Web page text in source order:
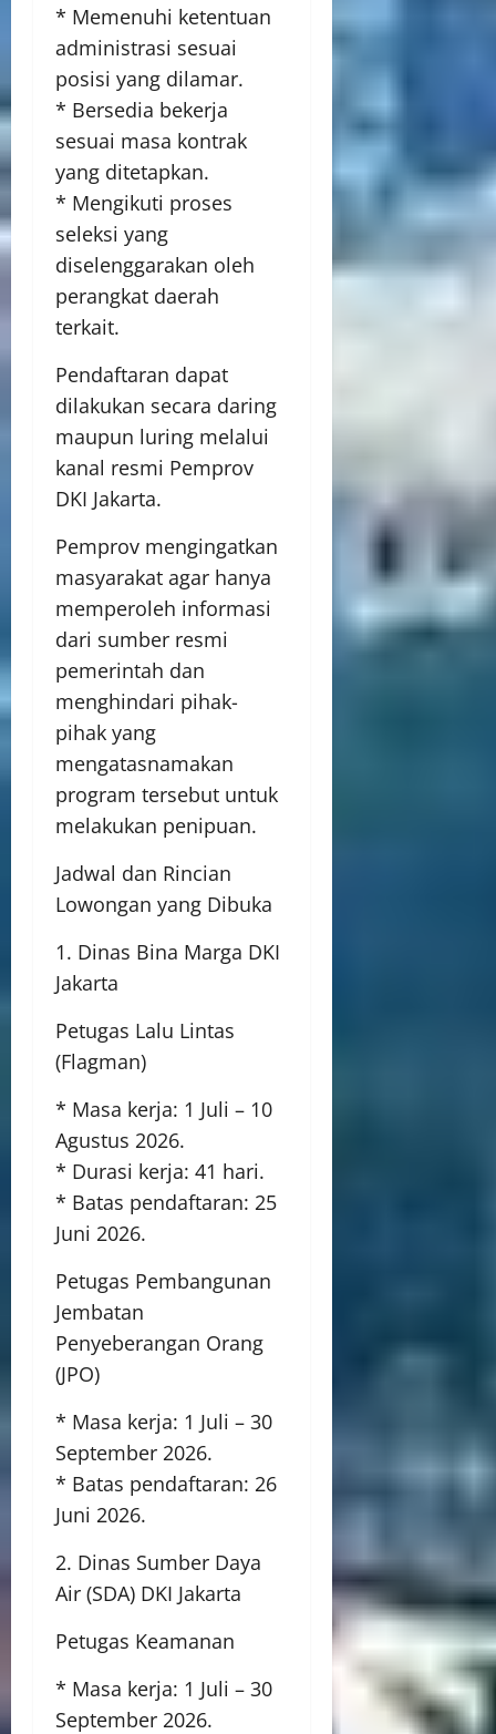
* Memenuhi ketentuan
administrasi sesuai
posisi yang dilamar.
* Bersedia bekerja
sesuai masa kontrak
yang ditetapkan.
* Mengikuti proses
seleksi yang
diselenggarakan oleh
perangkat daerah
terkait.
Pendaftaran dapat
dilakukan secara daring
maupun luring melalui
kanal resmi Pemprov
DKI Jakarta.
Pemprov mengingatkan
masyarakat agar hanya
memperoleh informasi
dari sumber resmi
pemerintah dan
menghindari pihak-
pihak yang
mengatasnamakan
program tersebut untuk
melakukan penipuan.
Jadwal dan Rincian
Lowongan yang Dibuka
1. Dinas Bina Marga DKI
Jakarta
Petugas Lalu Lintas
(Flagman)
* Masa kerja: 1 Juli – 10
Agustus 2026.
* Durasi kerja: 41 hari.
* Batas pendaftaran: 25
Juni 2026.
Petugas Pembangunan
Jembatan
Penyeberangan Orang
(JPO)
* Masa kerja: 1 Juli – 30
September 2026.
* Batas pendaftaran: 26
Juni 2026.
2. Dinas Sumber Daya
Air (SDA) DKI Jakarta
Petugas Keamanan
* Masa kerja: 1 Juli – 30
September 2026.